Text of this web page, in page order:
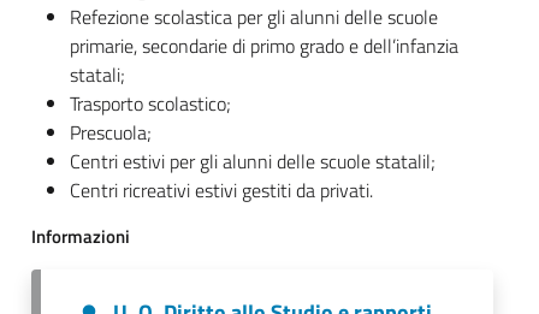
Refezione scolastica per gli alunni delle scuole
primarie, secondarie di primo grado e dell’infanzia
statali;
Trasporto scolastico;
Prescuola;
Centri estivi per gli alunni delle scuole statalil;
Centri ricreativi estivi gestiti da privati.
Informazioni